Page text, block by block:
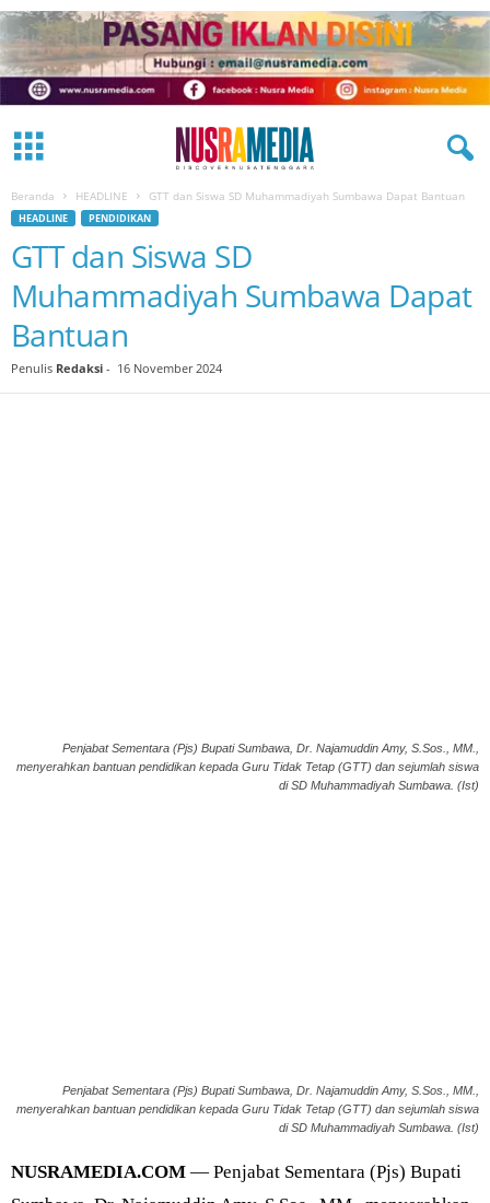
Beranda HEADLINE GTT dan Siswa SD Muhammadiyah Sumbawa Dapat Bantuan
HEADLINE PENDIDIKAN
GTT dan Siswa SD
Muhammadiyah Sumbawa Dapat
Bantuan
Penulis Redaksi - 16 November 2024
Penjabat Sementara (Pjs) Bupati Sumbawa, Dr. Najamuddin Amy, S.Sos., MM.,
menyerahkan bantuan pendidikan kepada Guru Tidak Tetap (GTT) dan sejumlah siswa
di SD Muhammadiyah Sumbawa. (Ist)
Penjabat Sementara (Pjs) Bupati Sumbawa, Dr. Najamuddin Amy, S.Sos., MM.,
menyerahkan bantuan pendidikan kepada Guru Tidak Tetap (GTT) dan sejumlah siswa
di SD Muhammadiyah Sumbawa. (Ist)
NUSRAMEDIA.COM — Penjabat Sementara (Pjs) Bupati